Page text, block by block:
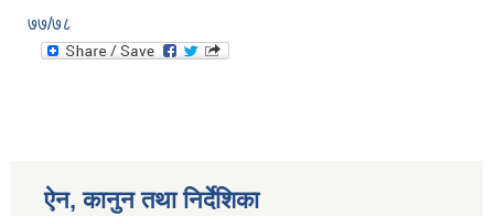
७७/७८
ऐन, कानुन तथा निर्देशिका